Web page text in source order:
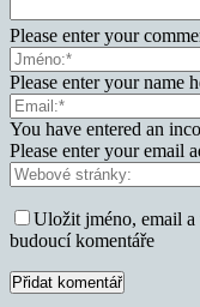
Please enter your
Please enter your name
You have entered an
Please enter your email
Uložit jméno, email
budoucí komentáře